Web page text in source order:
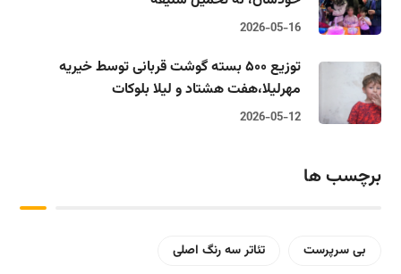
2026-05-16
توزیع ۵۰۰ بسته گوشت قربانی توسط خیریه
مهرلیلا،‌هفت هشتاد و لیلا بلوکات
2026-05-12
برچسب ها
بی سرپرست
تئاتر سه رنگ اصلی